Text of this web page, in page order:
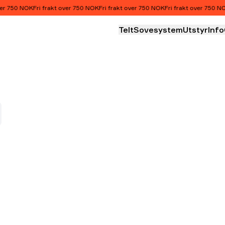
NOKFri frakt over 750 NOKFri frakt over 750 NOKFri frakt over 750 NOK
TeltSovesystemUtstyrInfo